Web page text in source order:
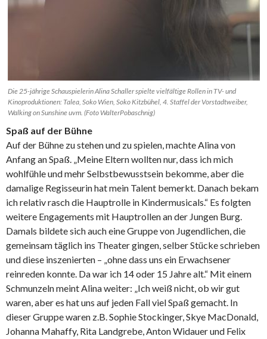
Die 25-jährige Schauspielerin Alina Schaller spielte vielfältige Rollen in TV- und
Kinoproduktionen: Talea, Soko Wien, Soko Kitzbühel, 4. Staffel der Vorstadtweiber,
Walking on Sunshine uvm. (Foto WalterPobaschnig)
Spaß auf der Bühne
Auf der Bühne zu stehen und zu spielen, machte Alina von
Anfang an Spaß. „Meine Eltern wollten nur, dass ich mich
wohlfühle und mehr Selbstbewusstsein bekomme, aber die
damalige Regisseurin hat mein Talent bemerkt. Danach bekam
ich relativ rasch die Hauptrolle in Kindermusicals.“ Es folgten
weitere Engagements mit Hauptrollen an der Jungen Burg.
Damals bildete sich auch eine Gruppe von Jugendlichen, die
gemeinsam täglich ins Theater gingen, selber Stücke schrieben
und diese inszenierten – „ohne dass uns ein Erwachsener
reinreden konnte. Da war ich 14 oder 15 Jahre alt.“ Mit einem
Schmunzeln meint Alina weiter: „Ich weiß nicht, ob wir gut
waren, aber es hat uns auf jeden Fall viel Spaß gemacht. In
dieser Gruppe waren z.B. Sophie Stockinger, Skye MacDonald,
Johanna Mahaffy, Rita Landgrebe, Anton Widauer und Felix